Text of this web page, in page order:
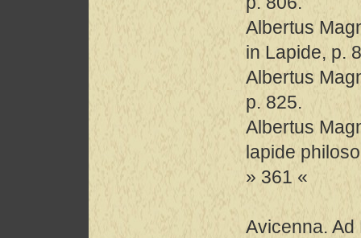
Albertus
in Lapide, p.
Albertus
p. 825.
Albertus
lapide
» 361 «
Avicenna.